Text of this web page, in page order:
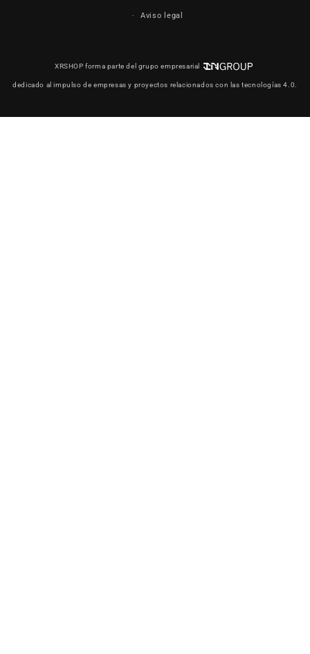
Aviso legal
XRSHOP forma parte del grupo empresarial
dedicado al impulso de empresas y proyectos relacionados con las tecnologías 4.0.